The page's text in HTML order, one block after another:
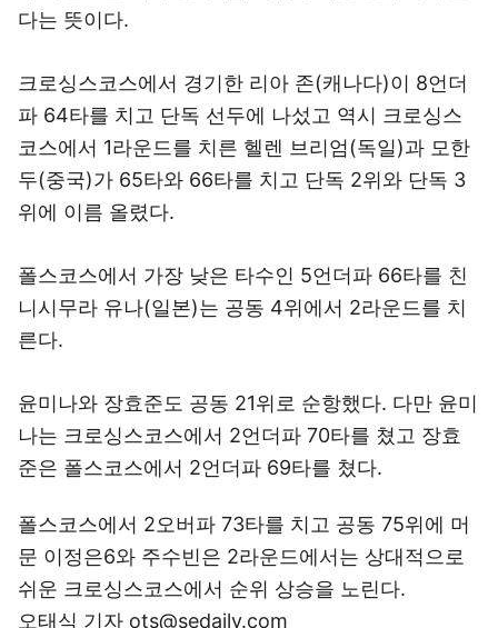
다는 뜻이다.
크로싱스코스에서 경기한 리아 존(캐나다)이 8언더
파 64타를 치고 단독 선두에 나섰고 역시 크로싱스
코스에서 1라운드를 치른 헬렌 브리엄(독일)과 모한
두(중국)가 65타와 66타를 치고 단독 2위와 단독 3
위에 이름 올렸다.
폴스코스에서 가장 낮은 타수인 5언더파 66타를 친
니시무라 유나(일본)는 공동 4위에서 2라운드를 치
른다.
윤미나와 장효준도 공동 21위로 순항했다. 다만 윤미
나는 크로싱스코스에서 2언더파 70타를 쳤고 장효
준은 폴스코스에서 2언더파 69타를 쳤다.
폴스코스에서 2오버파 73타를 치고 공동 75위에 머
문 이정은6와 주수빈은 2라운드에서는 상대적으로
쉬운 크로싱스코스에서 순위 상승을 노린다.
오태식 기자 ots@sedaily.com